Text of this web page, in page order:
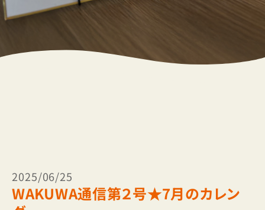
0772-62-3038
2025/06/25
WAKUWA通信第２号★7月のカレン